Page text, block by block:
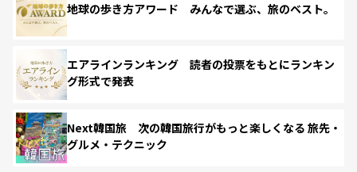
地球の歩き方アワード みんなで選ぶ、旅のベスト。
エアラインランキング 読者の投票をもとにランキン
グ形式で発表
Next韓国旅 次の韓国旅行がもっと楽しくなる 旅先・
グルメ・テクニック